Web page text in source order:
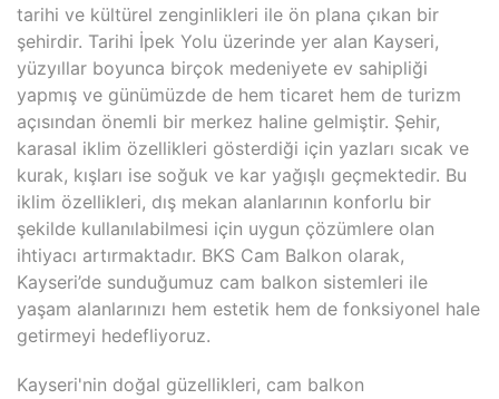
tarihi ve kültürel zenginlikleri ile ön plana çıkan bir
şehirdir. Tarihi İpek Yolu üzerinde yer alan Kayseri,
yüzyıllar boyunca birçok medeniyete ev sahipliği
yapmış ve günümüzde de hem ticaret hem de turizm
açısından önemli bir merkez haline gelmiştir. Şehir,
karasal iklim özellikleri gösterdiği için yazları sıcak ve
kurak, kışları ise soğuk ve kar yağışlı geçmektedir. Bu
iklim özellikleri, dış mekan alanlarının konforlu bir
şekilde kullanılabilmesi için uygun çözümlere olan
ihtiyacı artırmaktadır. BKS Cam Balkon olarak,
Kayseri’de sunduğumuz cam balkon sistemleri ile
yaşam alanlarınızı hem estetik hem de fonksiyonel hale
getirmeyi hedefliyoruz.
Kayseri'nin doğal güzellikleri, cam balkon